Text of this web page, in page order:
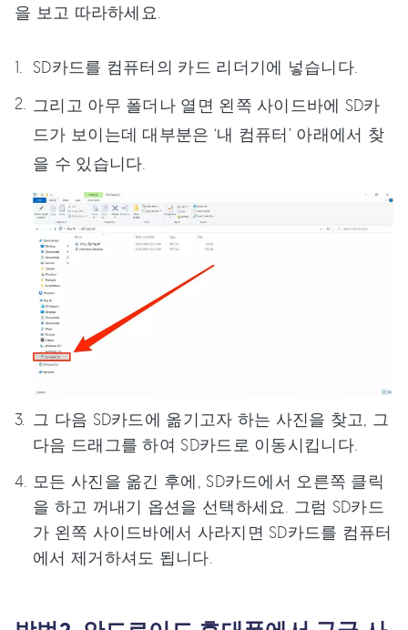
을 보고 따라하세요.
SD카드를 컴퓨터의 카드 리더기에 넣습니다.
그리고 아무 폴더나 열면 왼쪽 사이드바에 SD카
드가 보이는데 대부분은 ‘내 컴퓨터’ 아래에서 찾
을 수 있습니다.
그 다음 SD카드에 옮기고자 하는 사진을 찾고, 그
다음 드래그를 하여 SD카드로 이동시킵니다.
모든 사진을 옮긴 후에, SD카드에서 오른쪽 클릭
을 하고 꺼내기 옵션을 선택하세요. 그럼 SD카드
가 왼쪽 사이드바에서 사라지면 SD카드를 컴퓨터
에서 제거하셔도 됩니다.